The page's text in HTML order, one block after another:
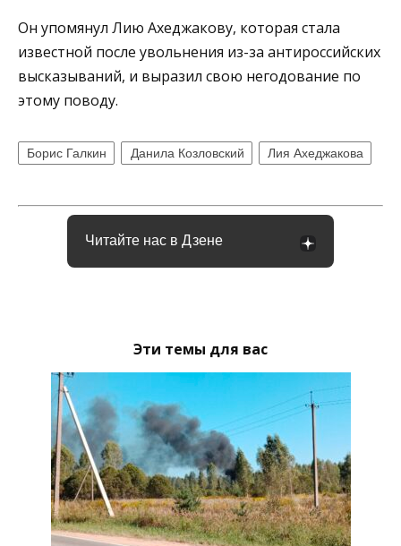
Он упомянул Лию Ахеджакову, которая стала
известной после увольнения из-за антироссийских
высказываний, и выразил свою негодование по
этому поводу.
Борис Галкин Данила Козловский Лия Ахеджакова
Читайте нас в Дзене
Эти темы для вас